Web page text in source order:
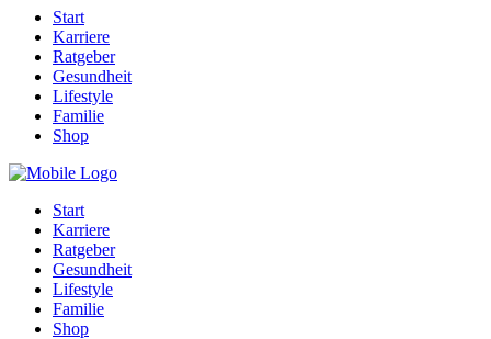
Start
Karriere
Ratgeber
Gesundheit
Lifestyle
Familie
Shop
Start
Karriere
Ratgeber
Gesundheit
Lifestyle
Familie
Shop